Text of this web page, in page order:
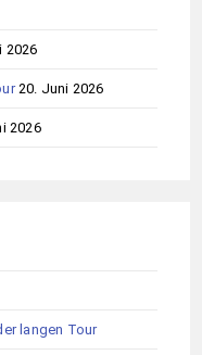
2026
20. Juni 2026
2026
langen Tour